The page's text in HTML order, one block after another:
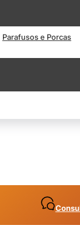
Parafusos e Porcas